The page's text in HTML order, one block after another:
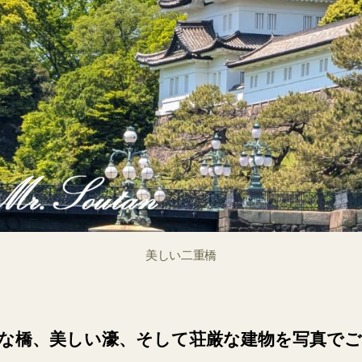
美しい二重橋
橋、美しい濠、そして荘厳な建物を写真で